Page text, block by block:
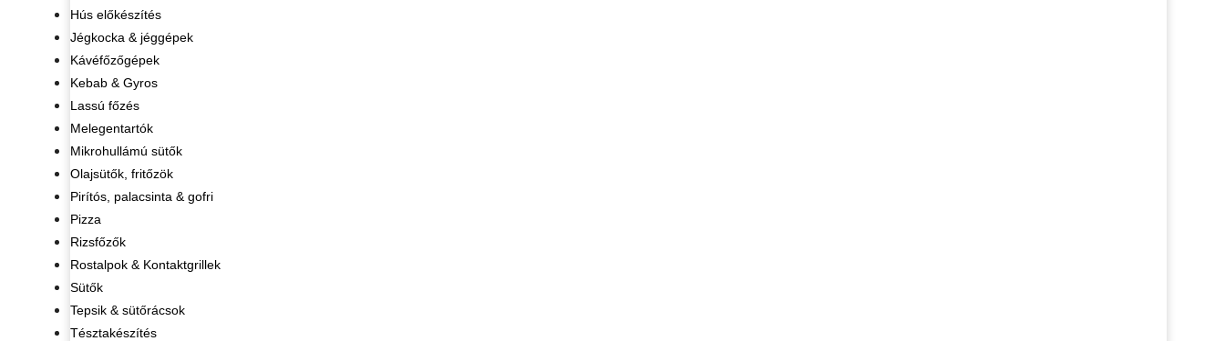
Hús előkészítés
Jégkocka & jéggépek
Kávéfőzőgépek
Kebab & Gyros
Lassú főzés
Melegentartók
Mikrohullámú sütők
Olajsütők, fritőzök
Pirítós, palacsinta & gofri
Pizza
Rizsfőzők
Rostalpok & Kontaktgrillek
Sütők
Tepsik & sütőrácsok
Tésztakészítés